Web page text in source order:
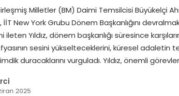
Milletler (BM) Daimi Temsilcisi Büyükelçi
İİT New York Grubu Dönem Başkanlığını
ileten Yıldız, dönem başkanlığı süresince
sesini yükselteceklerini, küresel adaletin
duracaklarını vurguladı. Yıldız, önemli
2025